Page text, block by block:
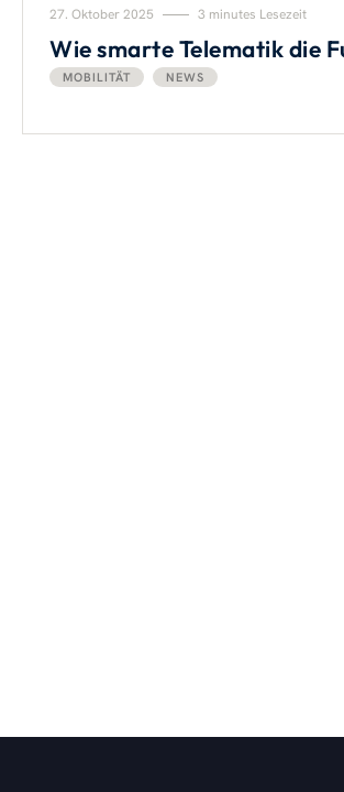
27. Oktober 2025 3 minutes Lesezeit
Wie smarte Telematik die
MOBILITÄT NEWS